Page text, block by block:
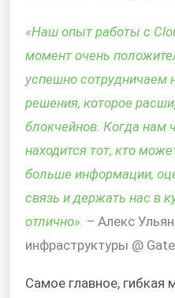
«Наш опыт работы с
момент очень
успешно сотрудничаем
решения, которое
блокчейнов. Когда нам
находится тот, кто
больше информации,
связь и держать нас в
отлично». – Алекс
инфраструктуры @
Самое главное, гибкая